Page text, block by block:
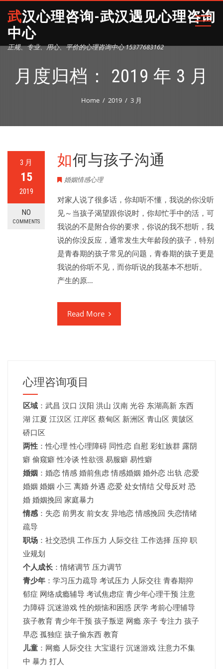
武汉心理咨询-武汉遇见心理咨询
中心
正规、专业、用心、平价的心理咨询中心 15377683162
月度归档：2019 年 3 月
Home 2019 3 月
3 月
15
2019
NO
COMMENTS
如何与孩子沟通
婚姻情感心理
对家人说了很多话，你却听不懂，我说的你没听
见～当孩子渴望跟你说时，你却忙手中的活，可
我说的不是附合你的要求，你说的我不想听，我
说的你没反应，通常发生大年龄段的孩子，特别
是青春期的孩子常见的问题，青春期的孩子更是
我说的你听不见，而你听说的我基本不想听。
产生的原…
Read More
心理咨询项目
区域 ： 武昌 汉口 汉阳 洪山 汉南 光谷 东湖高新 东西
湖 江夏 江汉区 江岸区 蔡甸区 新洲区 青山区 黄陂区
硚口区
两性 ：性心理 性心理障碍 同性恋 自慰 彩虹族群 露阴
癖 偷窥癖 性冷谈 性欲强 易服癖 易性癖
婚姻 ：婚恋 情感 婚前焦虑 情感婚姻 婚外恋 出轨 恋爱
婚姻 婚姻 小三 离婚 外遇 恋爱 处女情结 父母反对 恐
婚 婚姻挽回 家庭暴力
情感 ：失恋 前男友 前女友 异地恋 情感挽回 失恋情绪
疏导
职场 ：社交恐惧 工作压力 人际交往 工作选择 压抑 职
业规划
个人成长 ：情绪调节 压力调节
青少年 ： 学习压力疏导 考试压力 人际交往 青春期抑
郁症 网络成瘾辅导 考试焦虑症 青少年心理干预 注意
力障碍 沉迷游戏 性的烦恼和困惑 厌学 考前心理辅导
孩子教育 青少年干预 孩子叛逆 网瘾 亲子 专注力 孩子
早恋 孤独症 孩子偷东西 教育
儿童 ：网瘾 人际交往 大宝退行 沉迷游戏 注意力不集
中 暴力 打人